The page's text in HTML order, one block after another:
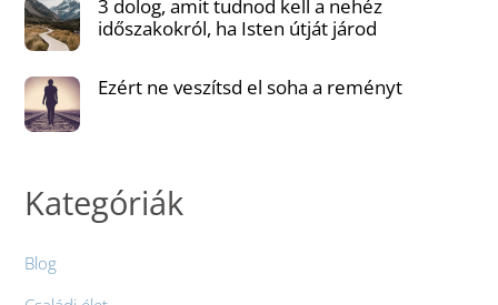
3 dolog, amit tudnod kell a nehéz
időszakokról, ha Isten útját járod
Ezért ne veszítsd el soha a reményt
Kategóriák
Blog